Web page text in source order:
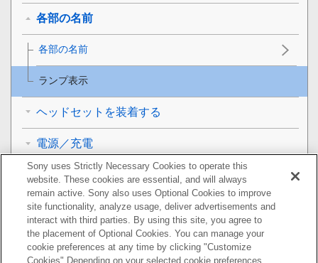
各部の名前
各部の名前
ランプ表示
ヘッドセットを装着する
電源／充電
接続する
音楽を聞く
通話する
Sony uses Strictly Necessary Cookies to operate this
website. These cookies are essential, and will always
remain active. Sony also uses Optional Cookies to improve
site functionality, analyze usage, deliver advertisements and
interact with third parties. By using this site, you agree to
the placement of Optional Cookies. You can manage your
cookie preferences at any time by clicking "Customize
Cookies" Depending on your selected cookie preferences,